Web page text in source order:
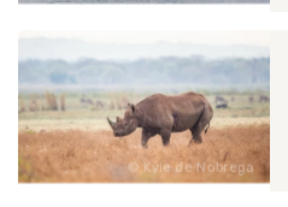
Kyle de Nobrega